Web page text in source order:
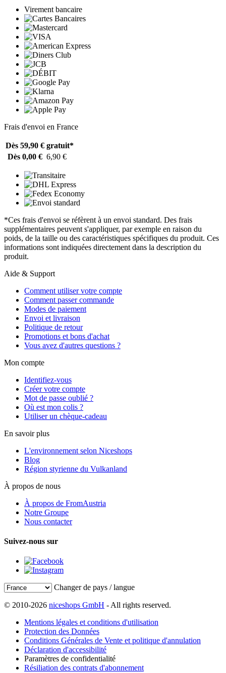
Virement bancaire
Frais d'envoi en France
Dès 59,90 € gratuit*
Dès 0,00 € 6,90 €
*Ces frais d'envoi se réfèrent à un envoi standard. Des frais
supplémentaires peuvent s'appliquer, par exemple en raison du
poids, de la taille ou des caractéristiques spécifiques du produit. Ces
informations sont indiquées directement dans la description du
produit.
Aide & Support
Comment utiliser votre compte
Comment passer commande
Modes de paiement
Envoi et livraison
Politique de retour
Promotions et bons d'achat
Vous avez d'autres questions ?
Mon compte
Identifiez-vous
Créer votre compte
Mot de passe oublié ?
Où est mon colis ?
Utiliser un chèque-cadeau
En savoir plus
L'environnement selon Niceshops
Blog
Région styrienne du Vulkanland
À propos de nous
À propos de FromAustria
Notre Groupe
Nous contacter
Suivez-nous sur
Changer de pays / langue
© 2010-2026 niceshops GmbH - All rights reserved.
Mentions légales et conditions d'utilisation
Protection des Données
Conditions Générales de Vente et politique d'annulation
Déclaration d'accessibilité
Paramètres de confidentialité
Résiliation des contrats d'abonnement